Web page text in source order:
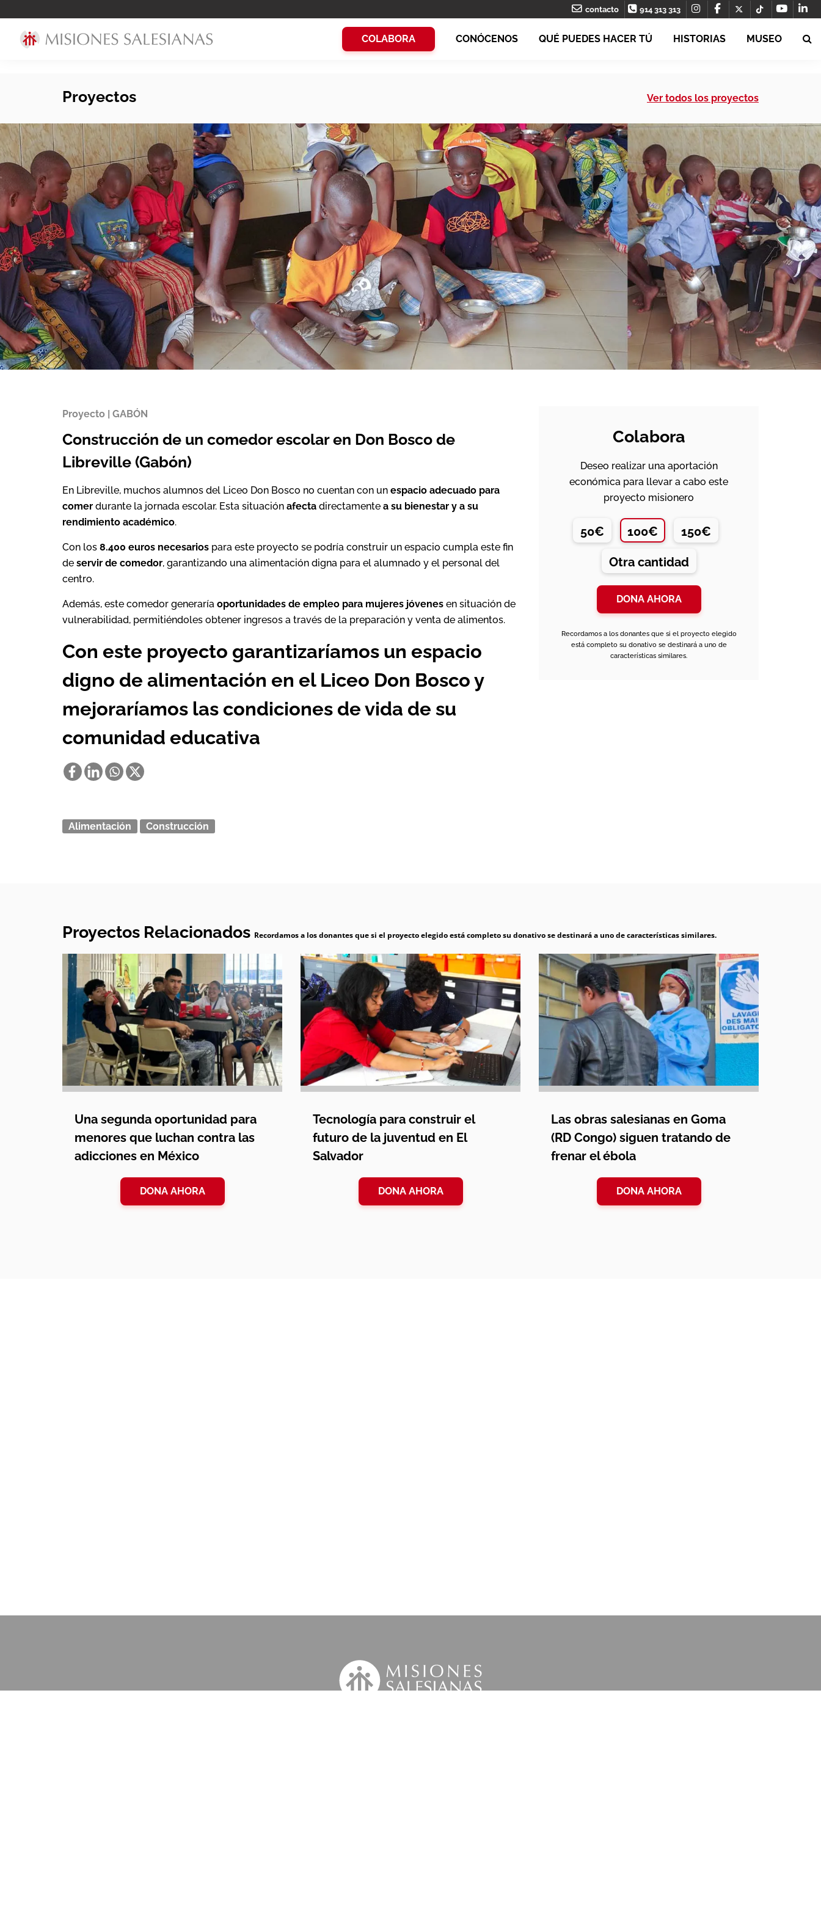
contacto 914 313 313
COLABORA CONÓCENOS QUÉ PUEDES HACER TÚ HISTORIAS MUSEO
Proyectos Ver todos los proyectos
Proyecto | GABÓN
Construcción de un comedor escolar en Don Bosco de
Libreville (Gabón)
En Libreville, muchos alumnos del Liceo Don Bosco no cuentan con un espacio adecuado para
comer durante la jornada escolar. Esta situación afecta directamente a su bienestar y a su
rendimiento académico.
Con los 8.400 euros necesarios para este proyecto se podría construir un espacio cumpla este fin
de servir de comedor, garantizando una alimentación digna para el alumnado y el personal del
centro.
Además, este comedor generaría oportunidades de empleo para mujeres jóvenes en situación de
vulnerabilidad, permitiéndoles obtener ingresos a través de la preparación y venta de alimentos.
Con este proyecto garantizaríamos un espacio
digno de alimentación en el Liceo Don Bosco y
mejoraríamos las condiciones de vida de su
comunidad educativa
Alimentación Construcción
Colabora
Deseo realizar una aportación
económica para llevar a cabo este
proyecto misionero
50€ 100€ 150€
Otra cantidad
DONA AHORA
Recordamos a los donantes que si el proyecto elegido
está completo su donativo se destinará a uno de
características similares.
Proyectos Relacionados Recordamos a los donantes que si el proyecto elegido está completo su donativo se destinará a uno de características similares.
Una segunda oportunidad para
menores que luchan contra las
adicciones en México
DONA AHORA
Tecnología para construir el
futuro de la juventud en El
Salvador
DONA AHORA
Las obras salesianas en Goma
(RD Congo) siguen tratando de
frenar el ébola
DONA AHORA